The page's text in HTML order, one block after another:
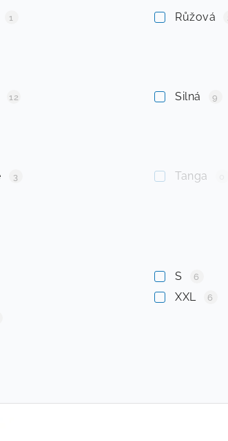
1 Růžová
12 Silná 9
3 Tanga
S 6
XXL 6